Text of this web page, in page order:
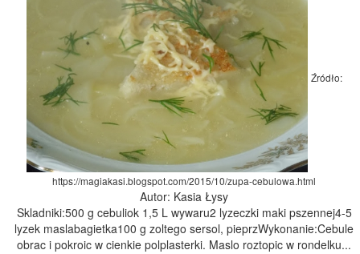
Źródło:
https://magiakasi.blogspot.com/2015/10/zupa-cebulowa.html
Autor: Kasia Łysy
Skladniki:500 g cebuliok 1,5 L wywaru2 lyzeczki maki pszennej4-5
lyzek maslabagietka100 g zoltego sersol, pieprzWykonanie:Cebule
obrac i pokroic w cienkie polplasterki. Maslo roztopic w rondelku...